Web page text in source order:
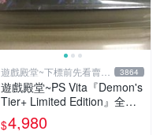
遊戲殿堂~下標前先看賣場
關於我
3864
遊戲殿堂~PS Vita『Demon's
Tier+ Limited Edition』全新
稀有實體片-全球限量1500片
$4,980